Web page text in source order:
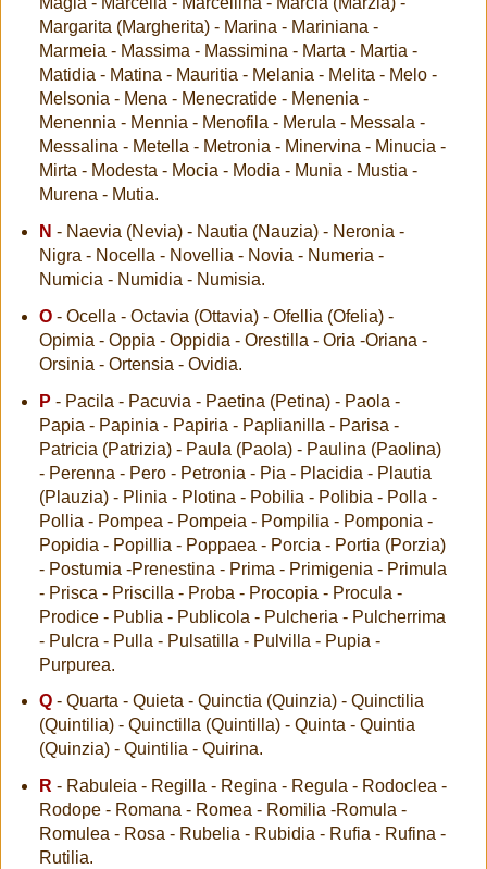
Margarita (Margherita) - Marina - Mariniana -
Marmeia - Massima - Massimina - Marta - Martia -
Matidia - Matina - Mauritia - Melania - Melita - Melo -
Melsonia - Mena - Menecratide - Menenia -
Menennia - Mennia - Menofila - Merula - Messala -
Messalina - Metella - Metronia - Minervina - Minucia -
Mirta - Modesta - Mocia - Modia - Munia - Mustia -
Murena - Mutia.
N - Naevia (Nevia) - Nautia (Nauzia) - Neronia -
Nigra - Nocella - Novellia - Novia - Numeria -
Numicia - Numidia - Numisia.
O- Ocella - Octavia (Ottavia) - Ofellia (Ofelia) -
Opimia - Oppia - Oppidia - Orestilla - Oria -Oriana -
Orsinia - Ortensia - Ovidia.
P - Pacila - Pacuvia - Paetina (Petina) - Paola -
Papia - Papinia - Papiria - Paplianilla - Parisa -
Patricia (Patrizia) - Paula (Paola) - Paulina (Paolina)
- Perenna - Pero - Petronia - Pia - Placidia - Plautia
(Plauzia) - Plinia - Plotina - Pobilia - Polibia - Polla -
Pollia - Pompea - Pompeia - Pompilia - Pomponia -
Popidia - Popillia - Poppaea - Porcia - Portia (Porzia)
- Postumia -Prenestina - Prima - Primigenia - Primula
- Prisca - Priscilla - Proba - Procopia - Procula -
Prodice - Publia - Publicola - Pulcheria - Pulcherrima
- Pulcra - Pulla - Pulsatilla - Pulvilla - Pupia -
Purpurea.
Q- Quarta - Quieta - Quinctia (Quinzia) - Quinctilia
(Quintilia) - Quinctilla (Quintilla) - Quinta - Quintia
(Quinzia) - Quintilia - Quirina.
R - Rabuleia - Regilla - Regina - Regula - Rodoclea -
Rodope - Romana - Romea - Romilia -Romula -
Romulea - Rosa - Rubelia - Rubidia - Rufia - Rufina -
Rutilia.